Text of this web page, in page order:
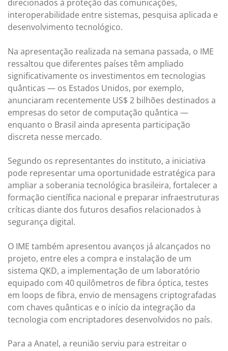
direcionados à proteção das comunicações,
interoperabilidade entre sistemas, pesquisa aplicada e
desenvolvimento tecnológico.
Na apresentação realizada na semana passada, o IME
ressaltou que diferentes países têm ampliado
significativamente os investimentos em tecnologias
quânticas — os Estados Unidos, por exemplo,
anunciaram recentemente US$ 2 bilhões destinados a
empresas do setor de computação quântica —
enquanto o Brasil ainda apresenta participação
discreta nesse mercado.
Segundo os representantes do instituto, a iniciativa
pode representar uma oportunidade estratégica para
ampliar a soberania tecnológica brasileira, fortalecer a
formação científica nacional e preparar infraestruturas
críticas diante dos futuros desafios relacionados à
segurança digital.
O IME também apresentou avanços já alcançados no
projeto, entre eles a compra e instalação de um
sistema QKD, a implementação de um laboratório
equipado com 40 quilômetros de fibra óptica, testes
em loops de fibra, envio de mensagens criptografadas
com chaves quânticas e o início da integração da
tecnologia com encriptadores desenvolvidos no país.
Para a Anatel, a reunião serviu para estreitar o